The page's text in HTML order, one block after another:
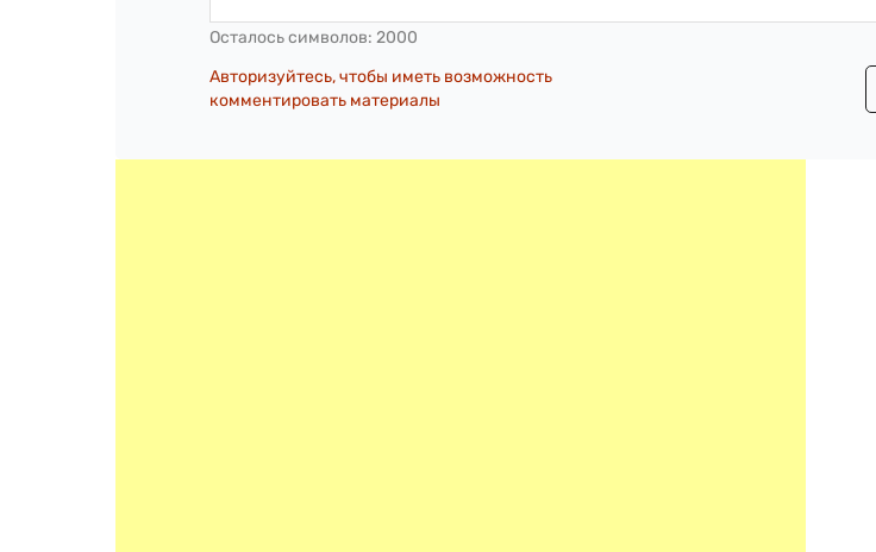
Осталось символов: 2000
Авторизуйтесь, чтобы иметь возможность
комментировать материалы